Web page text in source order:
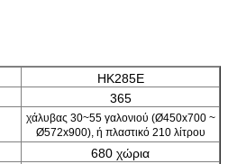
HK285E
365
χάλυβας 30~55 γαλονιού (Ø450x700 ~
Ø572x900), ή πλαστικό 210 λίτρου
680 χώρια